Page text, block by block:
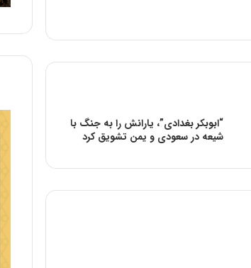
“ابوبکر بغدادی”، یارانش را به جنگ با
شیعه در سعودی و یمن تشویق کرد